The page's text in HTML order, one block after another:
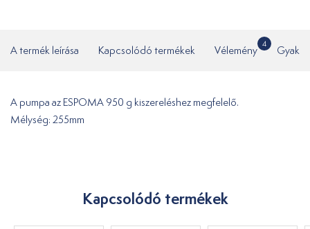
A termék leírása Kapcsolódó termékek Vélemény
4
A pumpa az ESPOMA 950 g kiszereléshez megfelelő.
Mélység: 255mm
Kapcsolódó termékek